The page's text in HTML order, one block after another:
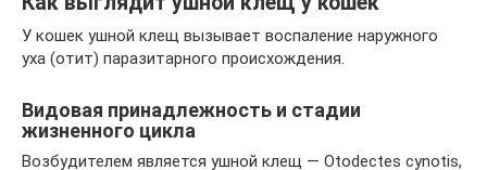
У кошек ушной клещ вызывает воспаление наружного
уха (отит) паразитарного происхождения.
Видовая принадлежность и стадии
жизненного цикла
Возбудителем является ушной клещ — Otodectes cynotis,